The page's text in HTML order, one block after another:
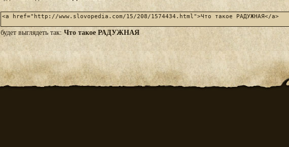
будет выглядеть так: Что такое РАДУЖНАЯ